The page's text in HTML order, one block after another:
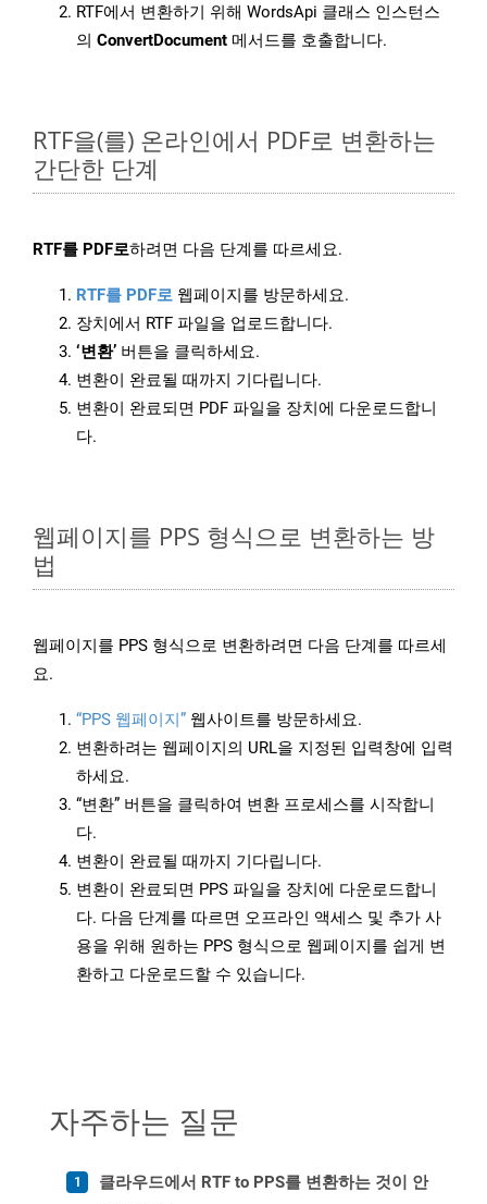
RTF에서 변환하기 위해 WordsApi 클래스 인스턴스
의 ConvertDocument 메서드를 호출합니다.
RTF을(를) 온라인에서 PDF로 변환하는
간단한 단계
RTF를 PDF로하려면 다음 단계를 따르세요.
RTF를 PDF로 웹페이지를 방문하세요.
장치에서 RTF 파일을 업로드합니다.
‘변환’ 버튼을 클릭하세요.
변환이 완료될 때까지 기다립니다.
변환이 완료되면 PDF 파일을 장치에 다운로드합니
다.
웹페이지를 PPS 형식으로 변환하는 방
법
웹페이지를 PPS 형식으로 변환하려면 다음 단계를 따르세
요.
“PPS 웹페이지” 웹사이트를 방문하세요.
변환하려는 웹페이지의 URL을 지정된 입력창에 입력
하세요.
“변환” 버튼을 클릭하여 변환 프로세스를 시작합니
다.
변환이 완료될 때까지 기다립니다.
변환이 완료되면 PPS 파일을 장치에 다운로드합니
다. 다음 단계를 따르면 오프라인 액세스 및 추가 사
용을 위해 원하는 PPS 형식으로 웹페이지를 쉽게 변
환하고 다운로드할 수 있습니다.
자주하는 질문
클라우드에서 RTF to PPS를 변환하는 것이 안